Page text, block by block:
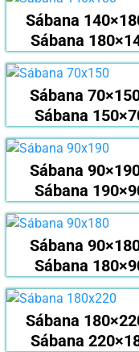
Sábana
Sábana
Sábana
Sábana
Sábana
Sábana
Sábana
Sábana
Sábana
Sábana